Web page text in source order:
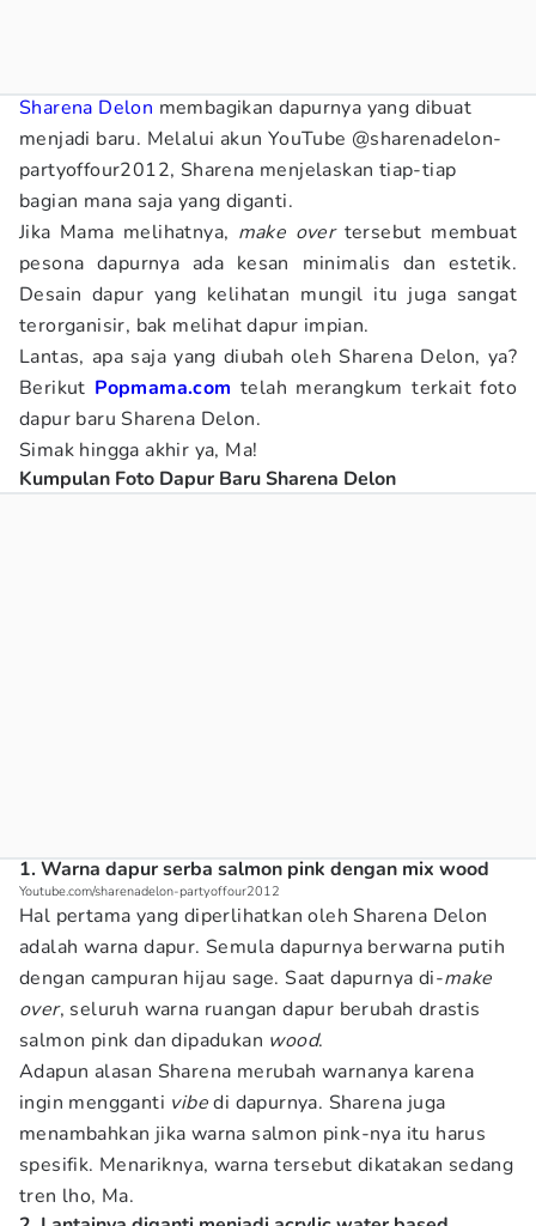
Sharena Delon membagikan dapurnya yang dibuat
menjadi baru. Melalui akun YouTube @sharenadelon-
partyoffour2012, Sharena menjelaskan tiap-tiap
bagian mana saja yang diganti.
Jika Mama melihatnya, make overtersebut membuat
pesona dapurnya ada kesan minimalis dan estetik.
Desain dapur yang kelihatan mungil itu juga sangat
terorganisir, bak melihat dapur impian.
Lantas, apa saja yang diubah oleh Sharena Delon, ya?
Berikut Popmama.com telah merangkum terkait foto
dapur baru Sharena Delon.
Simak hingga akhir ya, Ma!
Kumpulan Foto Dapur Baru Sharena Delon
1. Warna dapur serba salmon pink dengan mix wood
Youtube.com/sharenadelon-partyoffour2012
Hal pertama yang diperlihatkan oleh Sharena Delon
adalah warna dapur. Semula dapurnya berwarna putih
dengan campuran hijau sage. Saat dapurnya di-make
over, seluruh warna ruangan dapur berubah drastis
salmon pink dan dipadukan wood.
Adapun alasan Sharena merubah warnanya karena
ingin mengganti vibedi dapurnya. Sharena juga
menambahkan jika warna salmon pink-nya itu harus
spesifik. Menariknya, warna tersebut dikatakan sedang
tren lho, Ma.